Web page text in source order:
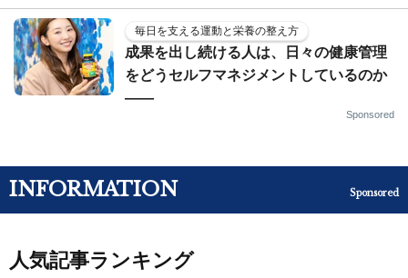
毎日を支える運動と栄養の整え方
成果を出し続ける人は、日々の健康管理
をどうセルフマネジメントしているのか
——
Sponsored
INFORMATION Sponsored
人気記事ランキング